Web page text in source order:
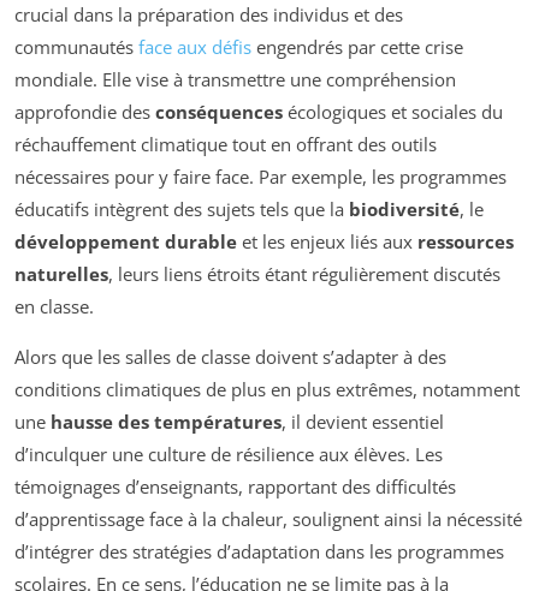
crucial dans la préparation des individus et des
communautés face aux défis engendrés par cette crise
mondiale. Elle vise à transmettre une compréhension
approfondie des conséquences écologiques et sociales du
réchauffement climatique tout en offrant des outils
nécessaires pour y faire face. Par exemple, les programmes
éducatifs intègrent des sujets tels que la biodiversité, le
développement durable et les enjeux liés aux ressources
naturelles, leurs liens étroits étant régulièrement discutés
en classe.
Alors que les salles de classe doivent s’adapter à des
conditions climatiques de plus en plus extrêmes, notamment
une hausse des températures, il devient essentiel
d’inculquer une culture de résilience aux élèves. Les
témoignages d’enseignants, rapportant des difficultés
d’apprentissage face à la chaleur, soulignent ainsi la nécessité
d’intégrer des stratégies d’adaptation dans les programmes
scolaires. En ce sens, l’éducation ne se limite pas à la